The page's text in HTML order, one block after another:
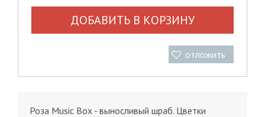
ДОБАВИТЬ В КОРЗИНУ
отложить
Роза Music Box - выносливый шраб. Цветки